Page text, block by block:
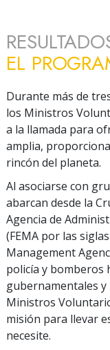
EL
Durante más de
los Ministros
a la llamada para
amplia,
rincón del planeta.
Al asociarse con
abarcan desde la
Agencia de
(FEMA por las
Management
policía y bomberos
gubernamentales y
Ministros
misión para llevar
necesite.